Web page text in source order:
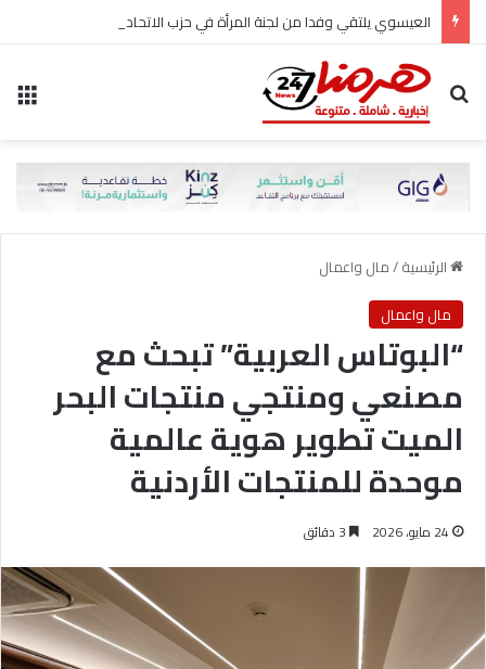
بحث عن
الرئيسية/مال واعمال
مال واعمال
“البوتاس العربية” تبحث مع
مصنعي ومنتجي منتجات البحر
الميت تطوير هوية عالمية
موحدة للمنتجات الأردنية
24 مايو، 2026